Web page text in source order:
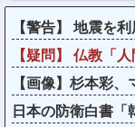
【警告】 地震を
【疑問】 仏教「
【画像】杉本彩
日本の防衛白書「